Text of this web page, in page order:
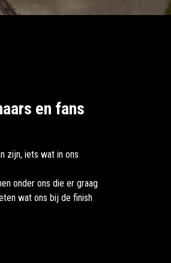
en fans
zijn, iets wat in ons
onder ons die er graag
wat ons bij de finish